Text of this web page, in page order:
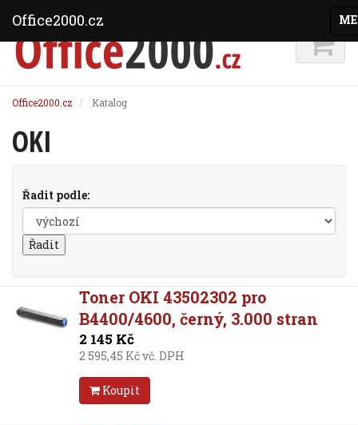
Office2000.cz Katalog
OKI
Řadit podle:
Toner OKI 43502302 pro
B4400/4600, černý, 3.000 stran
2 145 Kč
2 595,45 Kč vč. DPH
Koupit
Office2000.cz